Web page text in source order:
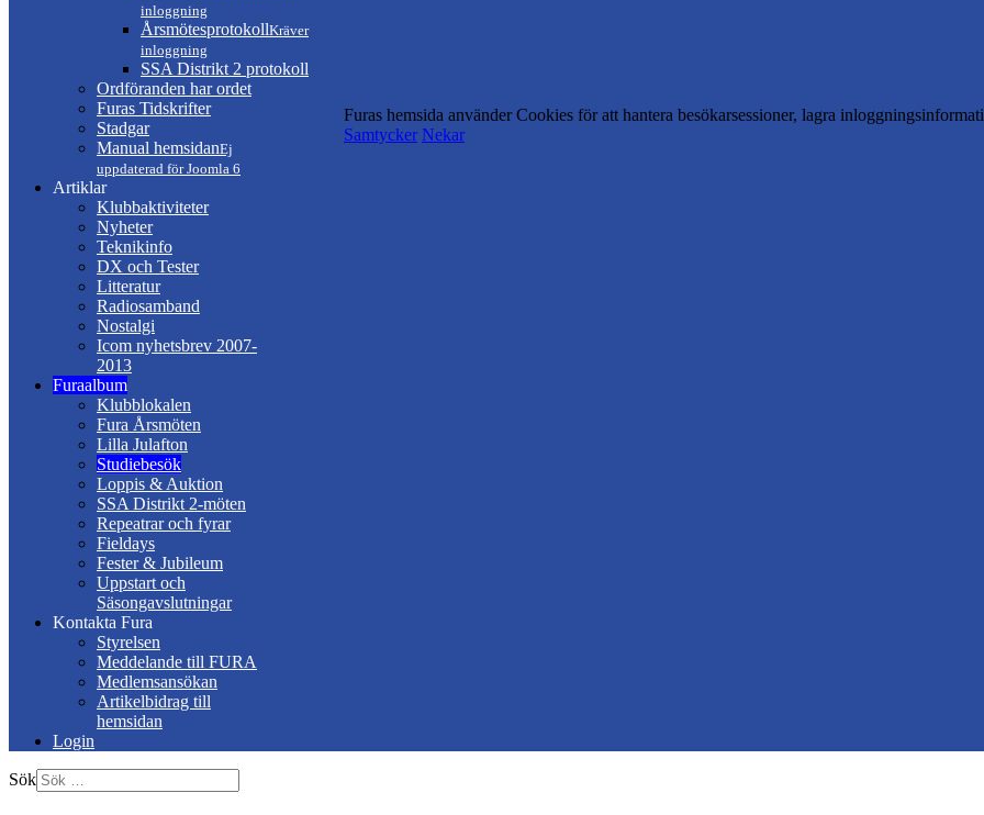
inloggning
ÅrsmötesprotokollKräver
inloggning
SSA Distrikt 2 protokoll
Ordföranden har ordet
Furas Tidskrifter
Stadgar
Manual hemsidanEj
uppdaterad för Joomla 6
Artiklar
Klubbaktiviteter
Nyheter
Teknikinfo
DX och Tester
Litteratur
Radiosamband
Nostalgi
Icom nyhetsbrev 2007-
2013
Furaalbum
Klubblokalen
Fura Årsmöten
Lilla Julafton
Studiebesök
Loppis & Auktion
SSA Distrikt 2-möten
Repeatrar och fyrar
Fieldays
Fester & Jubileum
Uppstart och
Säsongavslutningar
Kontakta Fura
Styrelsen
Meddelande till FURA
Medlemsansökan
Artikelbidrag till
hemsidan
Login
Sök
Furas hemsida använder Cookies för att hantera besökarsessioner, lagra
Samtycker Nekar